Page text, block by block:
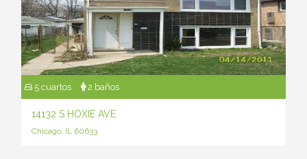
5 cuartos 2 baños
14132 S HOXIE AVE
Chicago, IL 60633